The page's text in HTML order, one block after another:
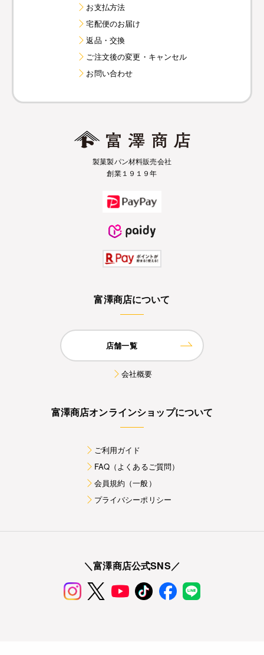
お支払方法
宅配便のお届け
返品・交換
ご注文後の変更・キャンセル
お問い合わせ
製菓製パン材料販売会社
創業１９１９年
富澤商店について
店舗一覧
会社概要
富澤商店オンラインショップについて
ご利用ガイド
FAQ（よくあるご質問）
会員規約（一般）
プライバシーポリシー
＼富澤商店公式SNS／